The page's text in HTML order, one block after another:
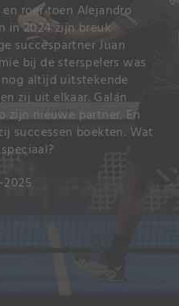
roer toen Alejandro
in 2024 zijn breuk
succespartner Juan
bij de sterspelers was
altijd uitstekende
zij uit elkaar. Galán
zijn nieuwe partner. En
successen boekten. Wat